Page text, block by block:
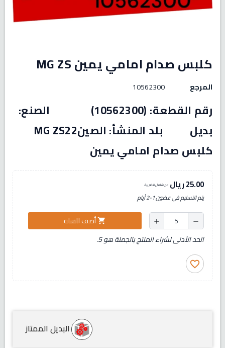
كلبس صدام امامي يمين MG ZS
المرجع 10562300
رقم القطعة: (10562300) الصنع:
بديل بلد المنشأ: الصينMG ZS22
كلبس صدام امامي يمين
25.00 ريال غير شامل للضريبة
يتم التسليم في غضون 1-2 أيام
remove
add
shopping_cartأضف للسلة
الحد الأدنى لشراء المنتج بالجملة هو 5.
favorite_border
البديل الممتاز